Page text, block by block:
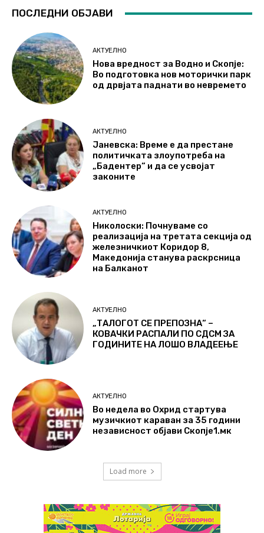
ПОСЛЕДНИ ОБЈАВИ
АКТУЕЛНО
Нова вредност за Водно и Скопје:
Во подготовка нов моторички парк
од дрвјата паднати во невремето
АКТУЕЛНО
Јаневска: Време е да престане
политичката злоупотреба на
„Бадентер“ и да се усвојат
законите
АКТУЕЛНО
Николоски: Почнуваме со
реализација на третата секција од
железничкиот Коридор 8,
Македонија станува раскрсница
на Балканот
АКТУЕЛНО
„ТАЛОГОТ СЕ ПРЕПОЗНА“ –
КОВАЧКИ РАСПАЛИ ПО СДСМ ЗА
ГОДИНИТЕ НА ЛОШО ВЛАДЕЕЊЕ
АКТУЕЛНО
Во недела во Охрид стартува
музичкиот караван за 35 години
независност објави Скопје1.мк
Load more